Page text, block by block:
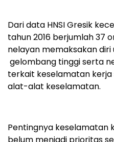
Dari data HNSI Gresik
tahun 2016 berjumlah 37
nelayan memaksakan
gelombang tinggi serta
terkait keselamatan
alat-alat keselamatan.
Pentingnya keselamatan